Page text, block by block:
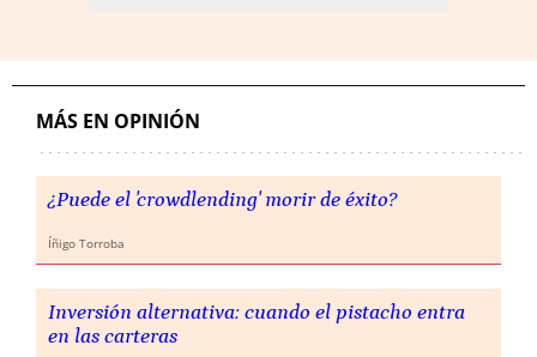
MÁS EN OPINIÓN
¿Puede el 'crowdlending' morir de éxito?
Íñigo Torroba
Inversión alternativa: cuando el pistacho entra
en las carteras